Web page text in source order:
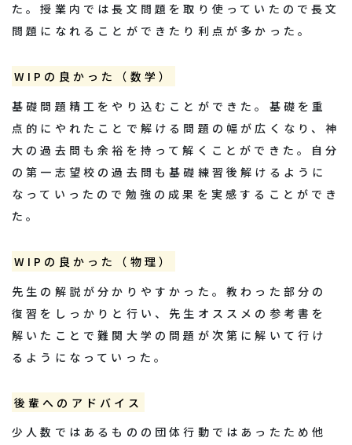
た。授業内では長文問題を取り使っていたので長文
問題になれることができたり利点が多かった。
WIPの良かった（数学）
基礎問題精工をやり込むことができた。基礎を重
点的にやれたことで解ける問題の幅が広くなり、神
大の過去問も余裕を持って解くことができた。自分
の第一志望校の過去問も基礎練習後解けるように
なっていったので勉強の成果を実感することができ
た。
WIPの良かった（物理）
先生の解説が分かりやすかった。教わった部分の
復習をしっかりと行い、先生オススメの参考書を
解いたことで難関大学の問題が次第に解いて行け
るようになっていった。
後輩へのアドバイス
少人数ではあるものの団体行動ではあったため他